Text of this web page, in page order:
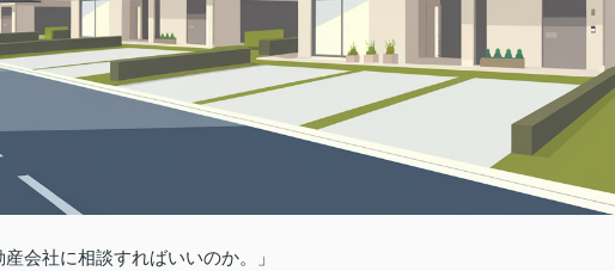
会社に相談すればいいのか。」